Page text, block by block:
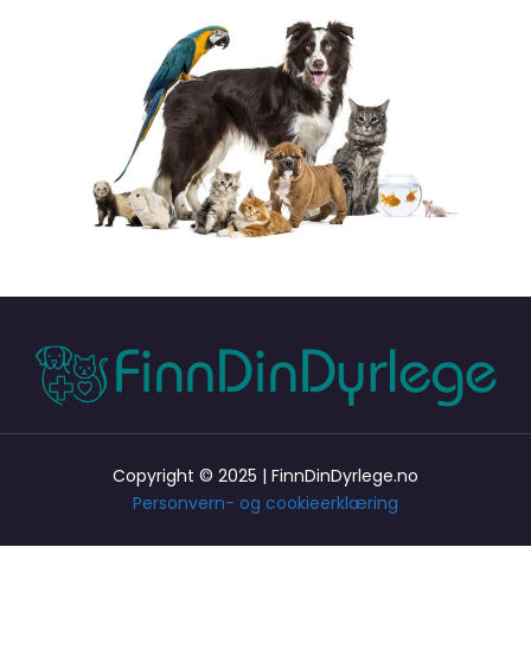
Copyright © 2025 | FinnDinDyrlege.no
Personvern- og cookieerklæring